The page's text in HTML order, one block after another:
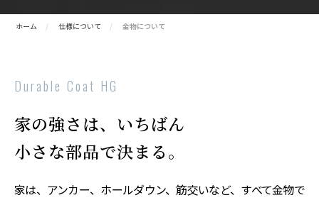
ホーム 仕様について 金物について
Durable Coat HG
家の強さは、いちばん
小さな部品で決まる。
家は、アンカー、ホールダウン、筋交いなど、すべて金物で